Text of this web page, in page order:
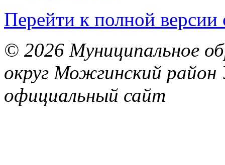
Перейти к полной версии
© 2026 Муниципальное
округ Можгинский район
официальный сайт